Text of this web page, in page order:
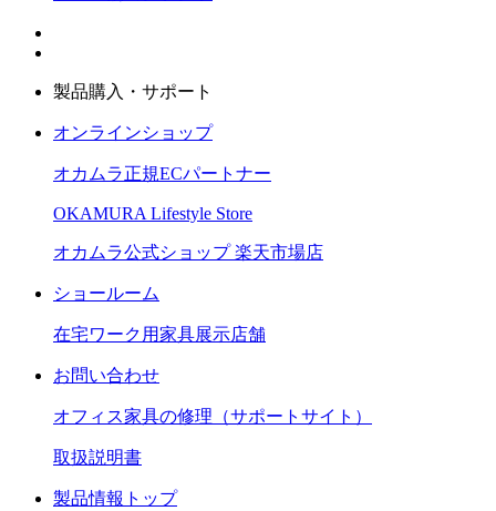
製品購入・サポート
オンラインショップ
オカムラ正規ECパートナー
OKAMURA Lifestyle Store
オカムラ公式ショップ 楽天市場店
ショールーム
在宅ワーク用家具展示店舗
お問い合わせ
オフィス家具の修理（サポートサイト）
取扱説明書
製品情報トップ